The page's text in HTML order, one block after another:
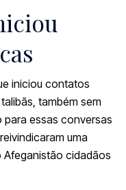
iniciou contatos
também sem
essas conversas
uma
cidadãos